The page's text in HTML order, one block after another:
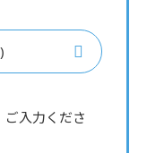
入力くださ